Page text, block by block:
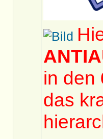
in den
das